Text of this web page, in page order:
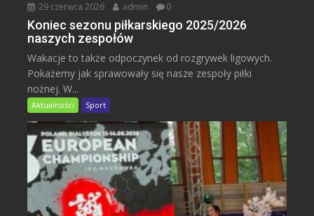
29 czerwca 2026 admin 0
Koniec sezonu piłkarskiego 2025/2026
naszych zespołów
Wakacje to także odpoczynek od rozgrywek ligowych.
Pokażemy jak sprawowały się nasze zespoły piłki
nożnej. W...
Aktualności Sport